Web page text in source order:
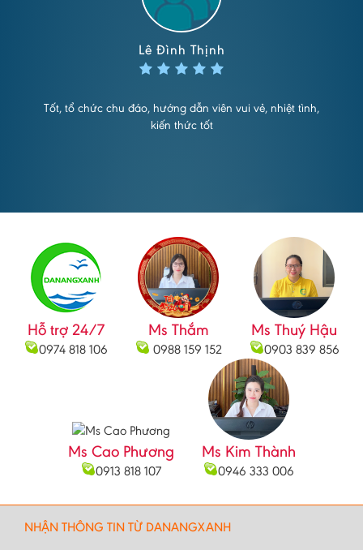
Lê Đình Thịnh
Tốt, tổ chức chu đáo, hướng dẫn viên vui vẻ, nhiệt tình,
kiến thức tốt
Hỗ trợ 24/7
0974 818 106
Ms Thắm
0988 159 152
Ms Thuý Hậu
0903 839 856
Ms Cao Phương
0913 818 107
Ms Kim Thành
0946 333 006
NHẬN THÔNG TIN TỪ DANANGXANH